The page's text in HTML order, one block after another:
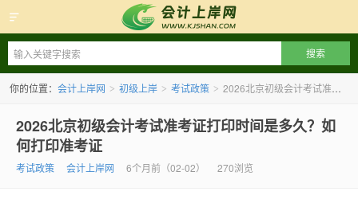
会计上岸网
你的位置： 会计上岸网 > 初级上岸 > 考试政策 > 2026北京初级会计考试准考证打印时间是多久？如何打印准考证
2026北京初级会计考试准考证打印时间是多久？如
何打印准考证
考试政策 会计上岸网 6个月前（02-02） 270浏览